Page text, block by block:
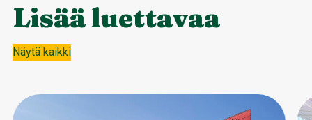
Lisää luettavaa
Näytä kaikki